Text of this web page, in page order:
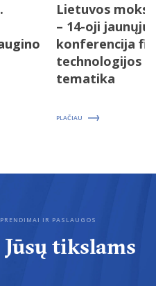
Lietuvos
– 14-oji
konferencija
technologijos
tematika
PLAČIAU
IR PASLAUGOS
tikslams